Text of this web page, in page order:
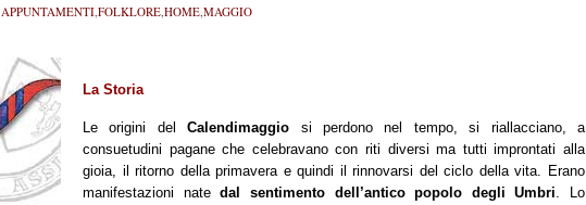
APPUNTAMENTI,FOLKLORE,HOME,MAGGIO
La Storia
Le origini delCalendimaggio si perdono nel tempo, si riallacciano, a
consuetudini pagane che celebravano con riti diversi ma tutti improntati alla
gioia, il ritorno della primavera e quindi il rinnovarsi del ciclo della vita. Erano
manifestazioni natedal sentimento dell’antico popolo degli Umbri. Lo